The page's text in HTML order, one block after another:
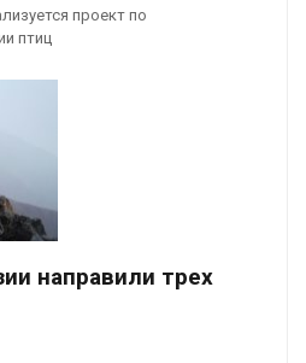
проект по
птиц
направили трех